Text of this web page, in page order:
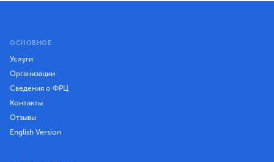
ОСНОВНОЕ
Услуги
Организации
Сведения о ФРЦ
Контакты
Отзывы
English Version